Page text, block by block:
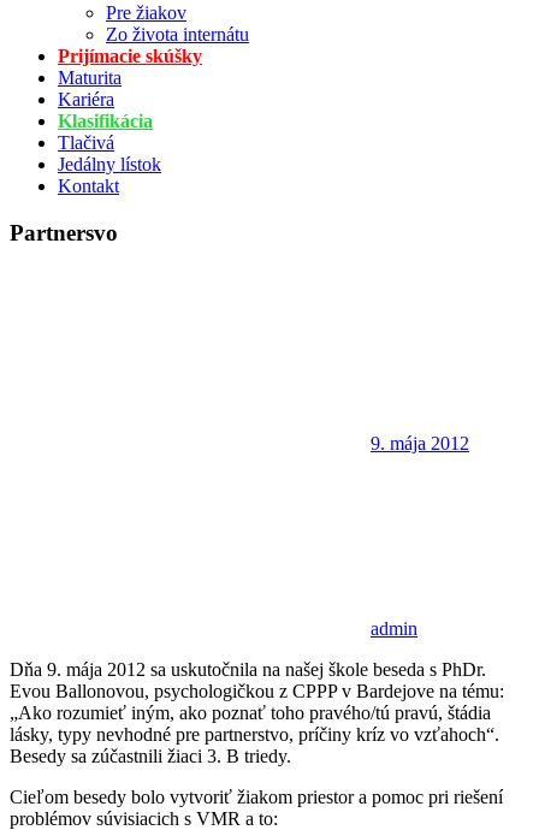
Pre žiakov
Zo života internátu
Prijímacie skúšky
Maturita
Kariéra
Klasifikácia
Tlačivá
Jedálny lístok
Kontakt
Partnersvo
9. mája 2012
admin
Dňa 9. mája 2012 sa uskutočnila na našej škole beseda s PhDr.
Evou Ballonovou, psychologičkou z CPPP v Bardejove na tému:
„Ako rozumieť iným, ako poznať toho pravého/tú pravú, štádia
lásky, typy nevhodné pre partnerstvo, príčiny kríz vo vzťahoch“.
Besedy sa zúčastnili žiaci 3. B triedy.
Cieľom besedy bolo vytvoriť žiakom priestor a pomoc pri riešení
problémov súvisiacich s VMR a to: